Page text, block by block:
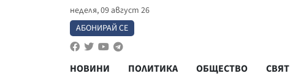
неделя, 09 август 26
АБОНИРАЙ СЕ
НОВИНИ ПОЛИТИКА ОБЩЕСТВО СВЯТ